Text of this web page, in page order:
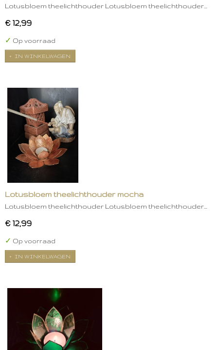
Lotusbloem theelichthouder Lotusbloem theelichthouder…
€ 12,99
✓ Op voorraad
IN WINKELWAGEN
Lotusbloem theelichthouder mocha
Lotusbloem theelichthouder Lotusbloem theelichthouder…
€ 12,99
✓ Op voorraad
IN WINKELWAGEN